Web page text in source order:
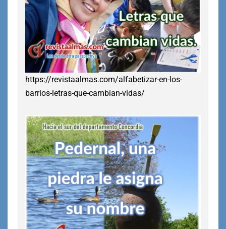
https://revistaalmas.com/alfabetizar-en-los-
barrios-letras-que-cambian-vidas/